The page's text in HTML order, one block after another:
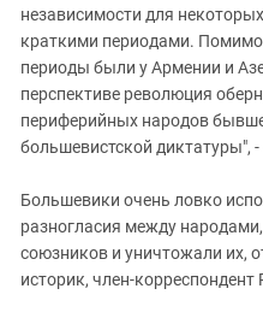
независимости для
краткими периодами.
периоды были у Армении и
перспективе революция
периферийных народов
большевистской диктатуры",
Большевики очень ловко
разногласия между
союзников и уничтожали их,
историк, член-